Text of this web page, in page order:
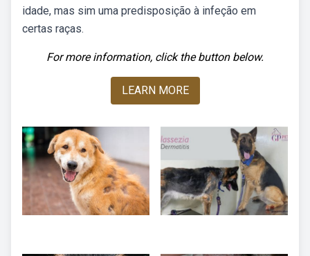
idade, mas sim uma predisposição à infeção em
certas raças.
For more information, click the button below.
LEARN MORE